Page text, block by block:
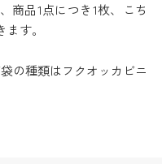
商品1点につき1枚、こち
す。
の種類はフクオッカビニ